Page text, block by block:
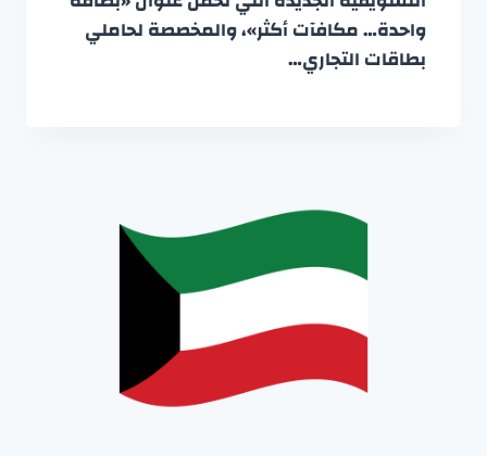
واحدة… مكافآت أكثر»، والمخصصة لحاملي
بطاقات التجاري…